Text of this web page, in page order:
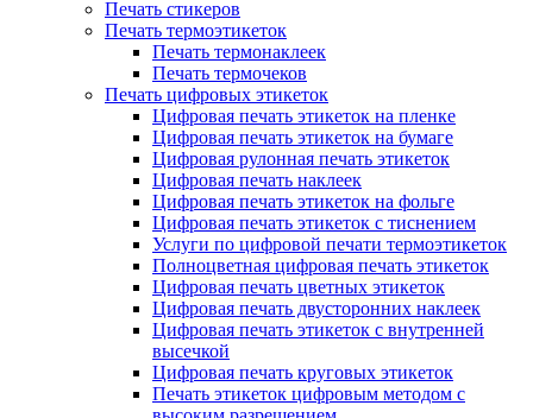
Печать стикеров
Печать термоэтикеток
Печать термонаклеек
Печать термочеков
Печать цифровых этикеток
Цифровая печать этикеток на пленке
Цифровая печать этикеток на бумаге
Цифровая рулонная печать этикеток
Цифровая печать наклеек
Цифровая печать этикеток на фольге
Цифровая печать этикеток с тиснением
Услуги по цифровой печати термоэтикеток
Полноцветная цифровая печать этикеток
Цифровая печать цветных этикеток
Цифровая печать двусторонних наклеек
Цифровая печать этикеток с внутренней
высечкой
Цифровая печать круговых этикеток
Печать этикеток цифровым методом с